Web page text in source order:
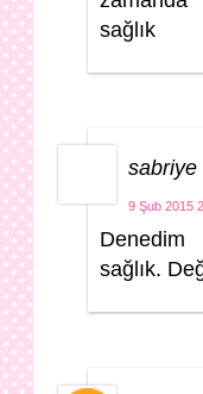
sağlık
sabriye
9 Şub 2015
sağlık.